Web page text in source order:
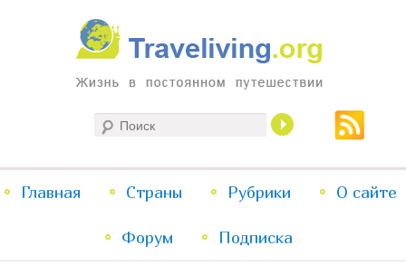
Traveliving
Жизнь в постоянном путешествии
меню
Перейти
к
Перейти
к
Главная Страны Рубрики О сайте
Форум Подписка